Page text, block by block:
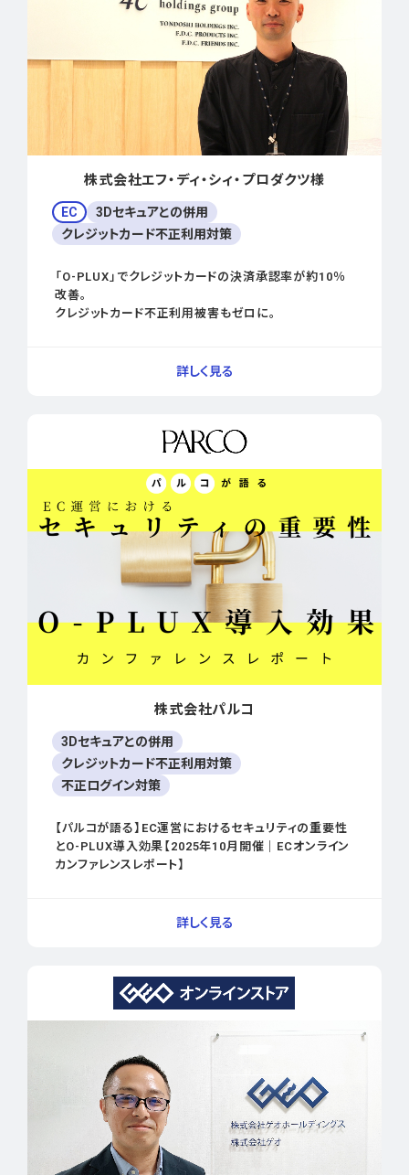
株式会社エフ・ディ・シィ・プロダクツ様
EC
3Dセキュアとの併用
クレジットカード不正利用対策
「O-PLUX」でクレジットカードの決済承認率が約10％
改善。
クレジットカード不正利用被害もゼロに。
株式会社パルコ
3Dセキュアとの併用
クレジットカード不正利用対策
不正ログイン対策
【パルコが語る】EC運営におけるセキュリティの重要性
とO-PLUX導入効果【2025年10月開催｜ECオンライン
カンファレンスレポート】